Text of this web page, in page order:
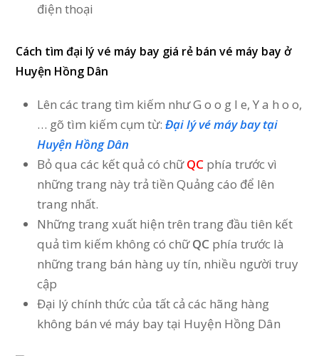
điện thoại
Cách tìm đại lý vé máy bay giá rẻ bán vé máy bay ở
Huyện Hồng Dân
Lên các trang tìm kiếm như G o o g l e, Y a h o o,
… gõ tìm kiếm cụm từ:Đại lý vé máy bay tại
Huyện Hồng Dân
Bỏ qua các kết quả có chữQC phía trước vì
những trang này trả tiền Quảng cáo để lên
trang nhất.
Những trang xuất hiện trên trang đầu tiên kết
quả tìm kiếm không có chữQC phía trước là
những trang bán hàng uy tín, nhiều người truy
cập
Đại lý chính thức của tất cả các hãng hàng
không bán vé máy bay tại Huyện Hồng Dân